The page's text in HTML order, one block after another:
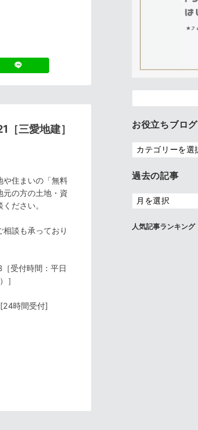
三愛地建］
や住まいの「無料
元の方の土地・資
ださい。
談も承っており
受付時間：平日
］
時間受付]
お役立ちブログ
お
役
ち
グ
過去の記事
過
去
記
人気記事ランキング